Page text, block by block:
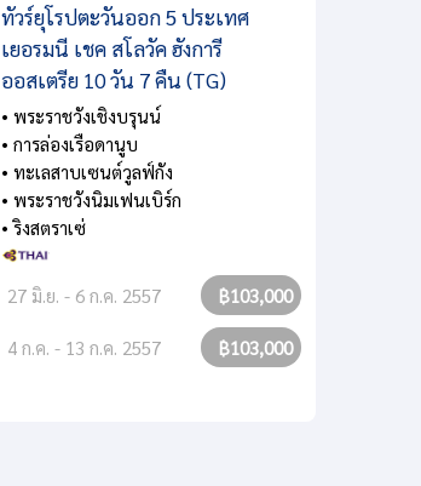
ทัวร์ยุโรปตะวันออก 5 ประเทศ
เยอรมนี เชค สโลวัค ฮังการี
ออสเตรีย 10 วัน 7 คืน (TG)
• พระราชวังเชิงบรุนน์
• การล่องเรือดานูบ
• ทะเลสาบเซนต์วูลฟ์กัง
• พระราชวังนิมเฟนเบิร์ก
• ริงสตราเซ่
27 มิ.ย. - 6 ก.ค. 2557 ฿103,000
4 ก.ค. - 13 ก.ค. 2557 ฿103,000